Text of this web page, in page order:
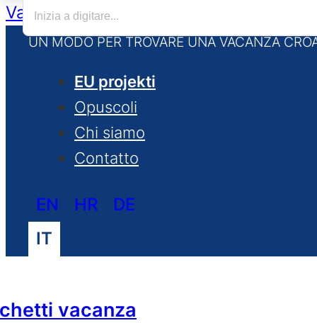
Vai al contenuto principale
UN MODO PER TROVARE UNA VACANZA
EU projekti
Opuscoli
Chi siamo
Contatto
EN HR
DE
IT
vacanza